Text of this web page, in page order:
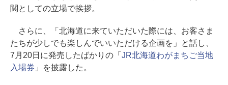
関としての立場で挨拶。
さらに、「北海道に来ていただいた際には、お客さま
たちが少しでも楽しんでいいただける企画を」と話し、
7月20日に発売したばかりの「 JR北海道わがまちご当地
入場券 」を披露した。